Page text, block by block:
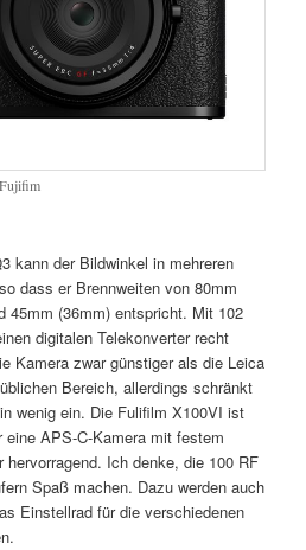
kann der Bildwinkel in mehreren
dass er Brennweiten von 80mm
45mm (36mm) entspricht. Mit 102
digitalen Telekonverter recht
Kamera zwar günstiger als die Leica
Bereich, allerdings schränkt
wenig ein. Die Fulifilm X100VI ist
APS-C-Kamera mit festem
Ich denke, die 100 RF
Spaß machen. Dazu werden auch
Einstellrad für die verschiedenen